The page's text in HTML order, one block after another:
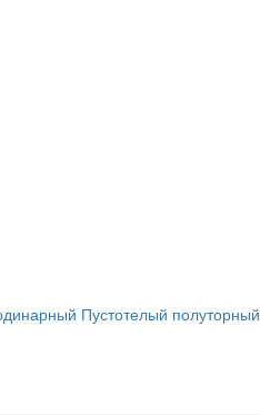
Пустотелый полуторный